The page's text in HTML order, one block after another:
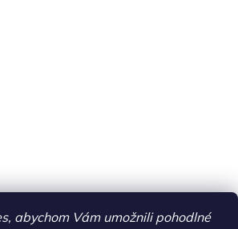
abychom Vám umožnili pohodlné